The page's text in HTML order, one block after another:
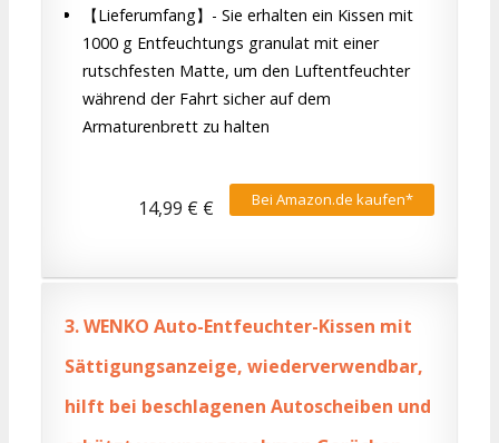
【Lieferumfang】- Sie erhalten ein Kissen mit
1000 g Entfeuchtungs granulat mit einer
rutschfesten Matte, um den Luftentfeuchter
während der Fahrt sicher auf dem
Armaturenbrett zu halten
Bei Amazon.de kaufen*
14,99 € €
3.WENKO Auto-Entfeuchter-Kissen mit
Sättigungsanzeige, wiederverwendbar,
hilft bei beschlagenen Autoscheiben und